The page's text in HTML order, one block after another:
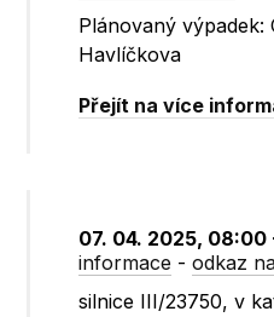
Plánovaný výpadek:
Havlíčkova
Přejít na více
07. 04. 2025, 08:00
informace -odkaz
silnice III/23750, v